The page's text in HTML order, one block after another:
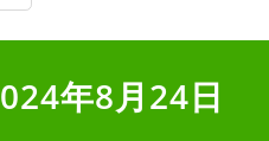
年8月24日